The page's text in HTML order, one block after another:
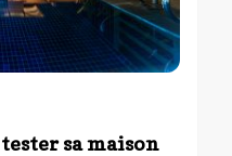
sa maison